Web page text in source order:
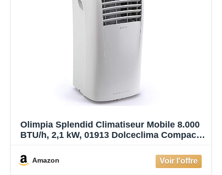
Olimpia Splendid Climatiseur Mobile 8.000
BTU/h, 2,1 kW, 01913 Dolceclima Compact 8
Amazon